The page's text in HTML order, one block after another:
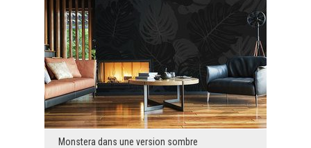
Monstera dans une version sombre